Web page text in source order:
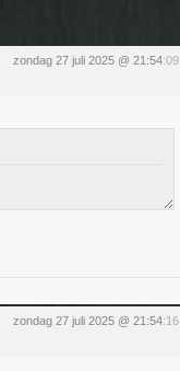
zondag 27 juli 2025 @ 21:54:09
zondag 27 juli 2025 @ 21:54:16